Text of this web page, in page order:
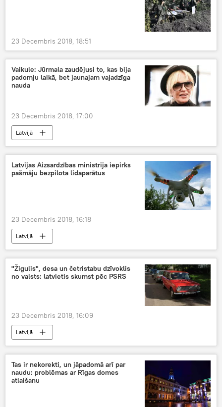
23 Decembris 2018, 18:51
Vaikule: Jūrmala zaudējusi to, kas bija
padomju laikā, bet jaunajam vajadzīga
nauda
23 Decembris 2018, 17:00
Latvijā
Latvijas Aizsardzības ministrija iepirks
pašmāju bezpilota lidaparātus
23 Decembris 2018, 16:18
Latvijā
"Žigulis", desa un četristabu dzīvoklis
no valsts: latvietis skumst pēc PSRS
23 Decembris 2018, 16:09
Latvijā
Tas ir nekorekti, un jāpadomā arī par
naudu: problēmas ar Rīgas domes
atlaišanu